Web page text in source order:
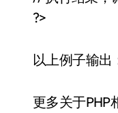
?>
以上例子输出
更多关于PHP